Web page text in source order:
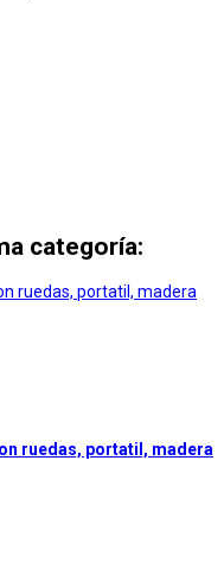
categoría:
ruedas, portatil, madera